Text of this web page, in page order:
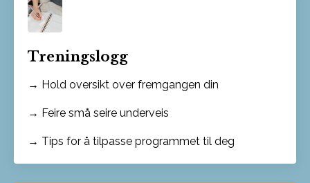
Treningslogg
→ Hold oversikt over fremgangen din
→ Feire små seire underveis
→ Tips for å tilpasse programmet til deg